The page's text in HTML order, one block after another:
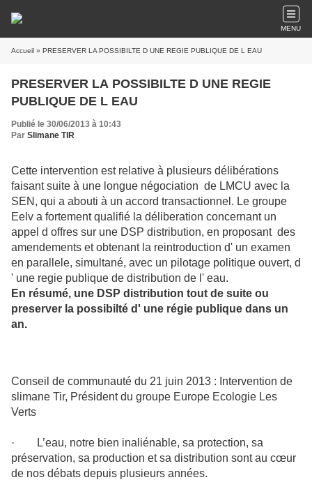
MENU
Accueil » PRESERVER LA POSSIBILTE D UNE REGIE PUBLIQUE DE L EAU
PRESERVER LA POSSIBILTE D UNE REGIE
PUBLIQUE DE L EAU
Publié le 30/06/2013 à 10:43
Par Slimane TIR
Cette intervention est relative à plusieurs délibérations
faisant suite à une longue négociation de LMCU avec la
SEN, qui a abouti à un accord transactionnel. Le groupe
Eelv a fortement qualifié la déliberation concernant un
appel d offres sur une DSP distribution, en proposant des
amendements et obtenant la reintroduction d' un examen
en parallele, simultané, avec un pilotage politique ouvert, d
' une regie publique de distribution de l' eau.
En résumé, une DSP distribution tout de suite ou
preserver la possibilté d' une régie publique dans un
an.
Conseil de communauté du 21 juin 2013 : Intervention de
slimane Tir, Président du groupe Europe Ecologie Les
Verts
· L’eau, notre bien inaliénable, sa protection, sa
préservation, sa production et sa distribution sont au cœur
de nos débats depuis plusieurs années.